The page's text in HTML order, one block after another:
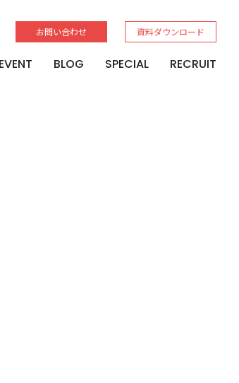
お問い合わせ 資料ダウンロード
EVENT BLOG SPECIAL RECRUIT